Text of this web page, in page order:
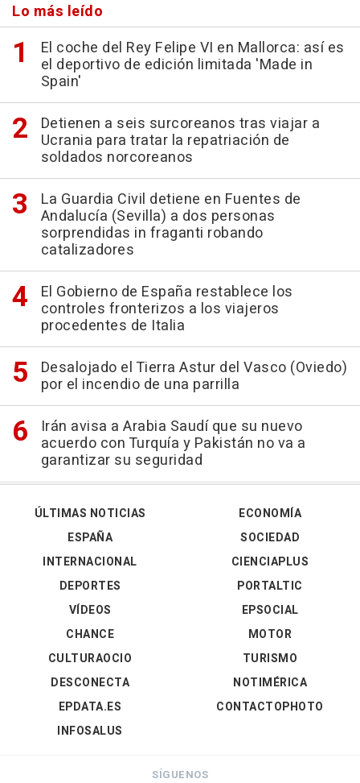
Lo más leído
El coche del Rey Felipe VI en Mallorca: así es
el deportivo de edición limitada 'Made in
Spain'
Detienen a seis surcoreanos tras viajar a
Ucrania para tratar la repatriación de
soldados norcoreanos
La Guardia Civil detiene en Fuentes de
Andalucía (Sevilla) a dos personas
sorprendidas in fraganti robando
catalizadores
El Gobierno de España restablece los
controles fronterizos a los viajeros
procedentes de Italia
Desalojado el Tierra Astur del Vasco (Oviedo)
por el incendio de una parrilla
Irán avisa a Arabia Saudí que su nuevo
acuerdo con Turquía y Pakistán no va a
garantizar su seguridad
ÚLTIMAS NOTICIAS
ESPAÑA
INTERNACIONAL
DEPORTES
VÍDEOS
ECONOMÍA
SOCIEDAD
CIENCIAPLUS
PORTALTIC
EPSOCIAL
CHANCE
CULTURAOCIO
DESCONECTA
EPDATA.ES
INFOSALUS
MOTOR
TURISMO
NOTIMÉRICA
CONTACTOPHOTO
SÍGUENOS